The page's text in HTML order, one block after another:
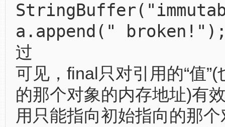
a.append("
过
可见，final只对引用的“值
的那个对象的内存地址)有
用只能指向初始指向的那